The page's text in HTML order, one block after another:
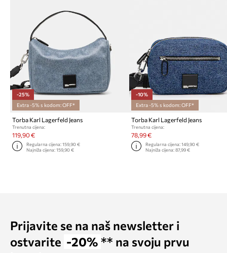
-25%
Extra -5% s kodom: OFF*
Torba Karl Lagerfeld Jeans
Trenutna cijena:
119,90 €
Regularna cijena:159,90 €
Najniža cijena:159,90 €
-10%
Extra -5% s kodom: OFF*
Torba Karl Lagerfeld Jeans
Trenutna cijena:
78,99 €
Regularna cijena: 149,90 €
Najniža cijena: 87,99 €
Prijavite se na naš newsletter i
ostvarite -20% ** na svoju prvu